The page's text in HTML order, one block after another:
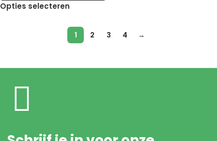
Opties selecteren
1 2 3 4 →